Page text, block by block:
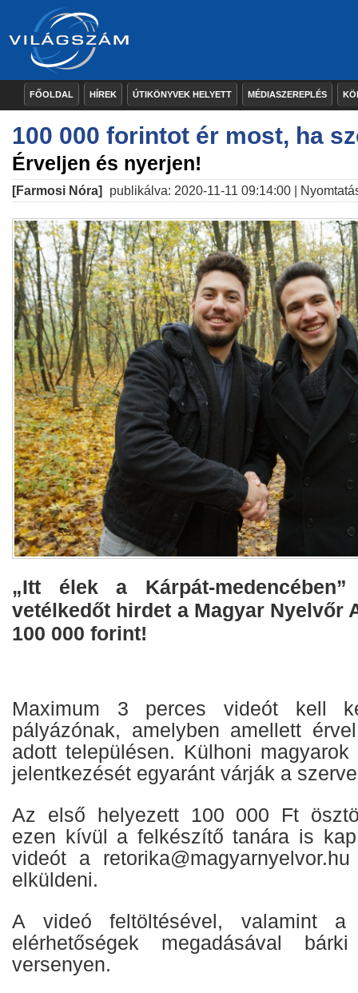
FŐOLDAL HÍREK ÚTIKÖNYVEK HELYETT MÉDIASZEREPLÉS
100 000 forintot ér most, ha
Érveljen és nyerjen!
[Farmosi Nóra] publikálva: 2020-11-11 09:14:00 |
​„Itt élek a Kárpát-
vetélkedőt hirdet a Magyar Nyelvőr
100 000 forint!
Maximum 3 perces videót kell
pályázónak, amelyben amellett
adott településen. Külhoni
jelentkezését egyaránt várják a
Az első helyezett 100 000 Ft
ezen kívül a felkészítő tanára is
videót a
elküldeni.
A videó feltöltésével, valamint
elérhetőségek megadásával
versenyen.